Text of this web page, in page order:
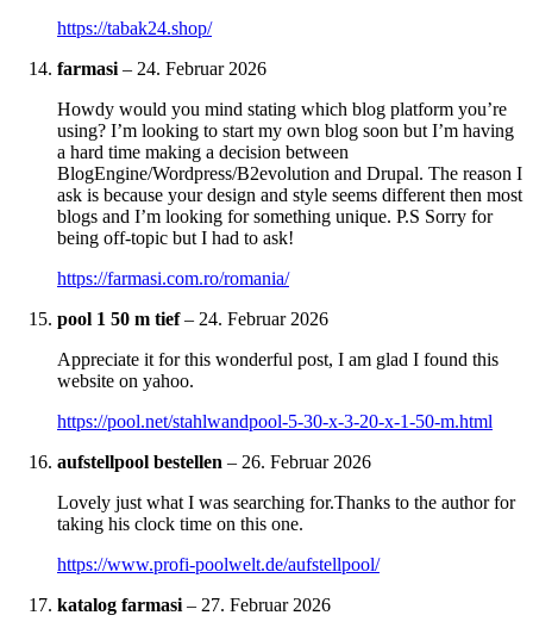
https://tabak24.shop/
farmasi– 24. Februar 2026
Howdy would you mind stating which blog platform you’re
using? I’m looking to start my own blog soon but I’m having
a hard time making a decision between
BlogEngine/Wordpress/B2evolution and Drupal. The reason I
ask is because your design and style seems different then most
blogs and I’m looking for something unique. P.S Sorry for
being off-topic but I had to ask!
https://farmasi.com.ro/romania/
pool 1 50 m tief– 24. Februar 2026
Appreciate it for this wonderful post, I am glad I found this
website on yahoo.
https://pool.net/stahlwandpool-5-30-x-3-20-x-1-50-m.html
aufstellpool bestellen – 26. Februar 2026
Lovely just what I was searching for.Thanks to the author for
taking his clock time on this one.
https://www.profi-poolwelt.de/aufstellpool/
katalog farmasi– 27. Februar 2026